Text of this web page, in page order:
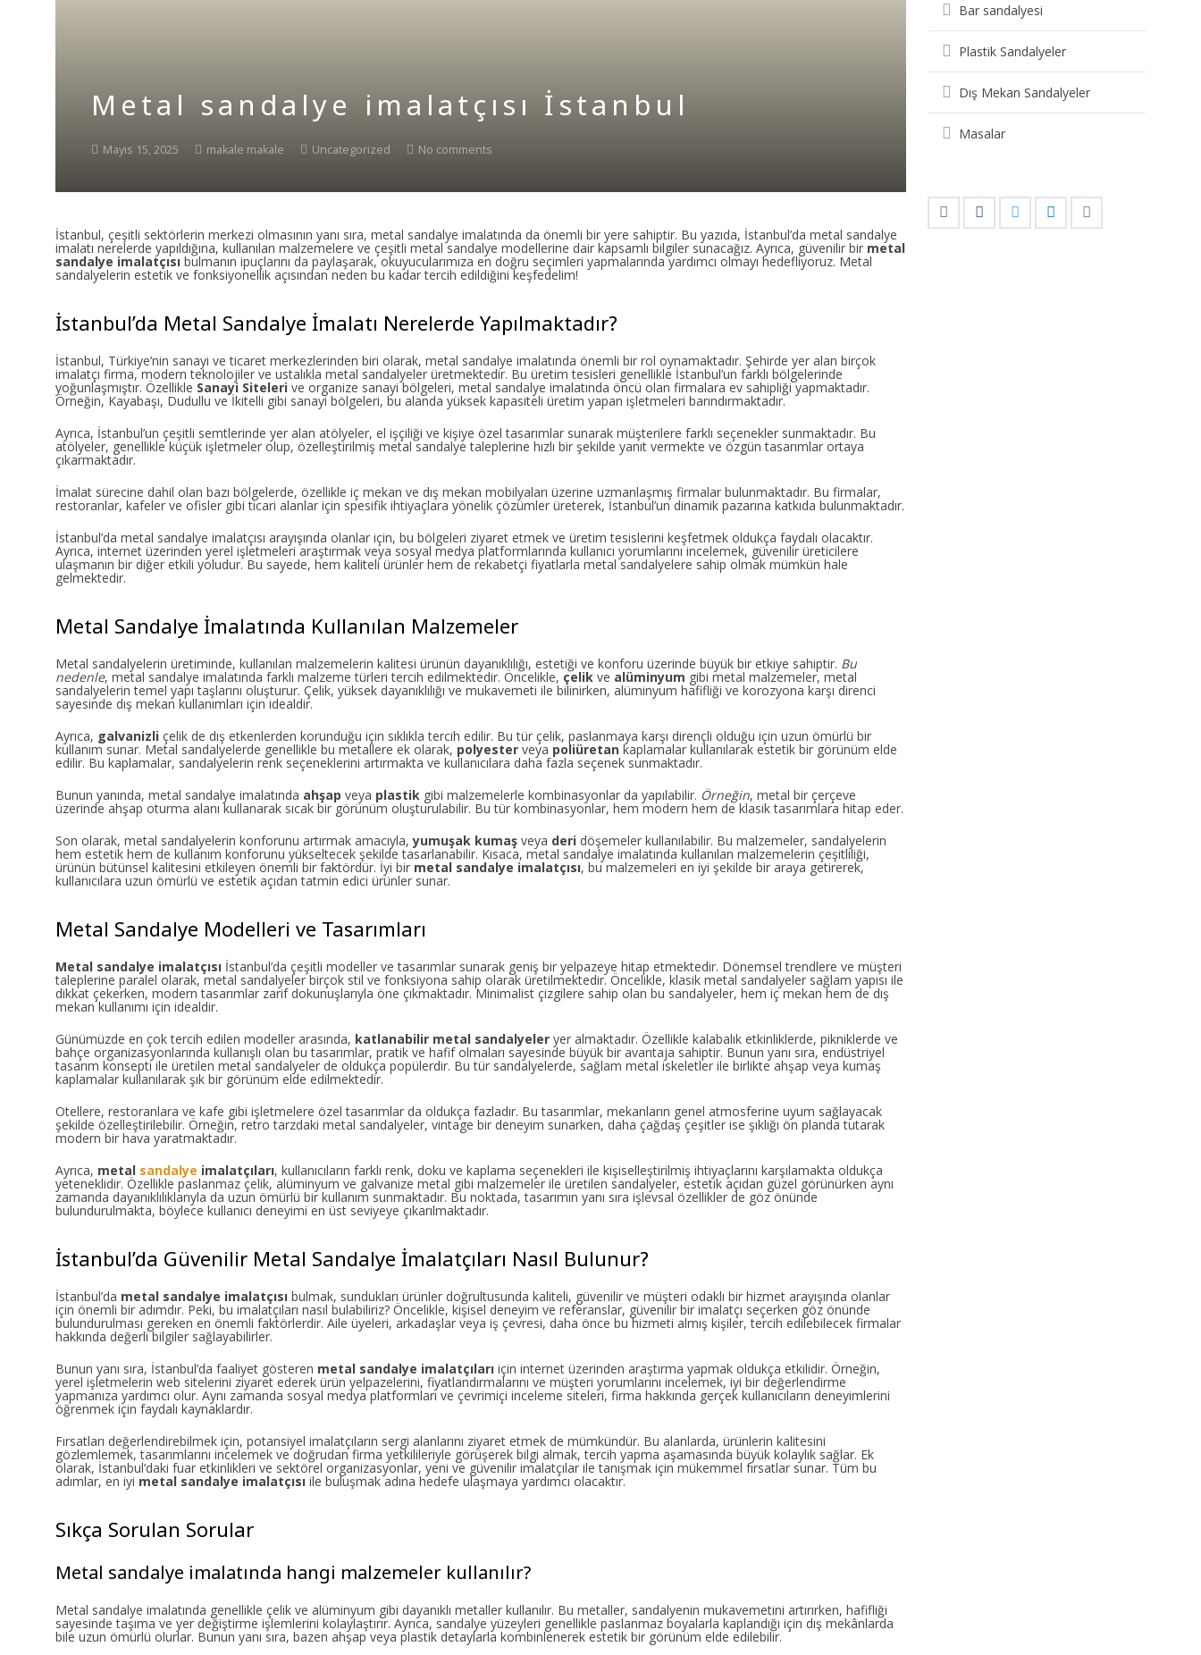
Metal sandalye imalatçısı İstanbul
Mayıs 15, 2025 makale makale Uncategorized No comments
İstanbul, çeşitli sektörlerin merkezi olmasının yanı sıra, metal sandalye imalatında da önemli bir yere sahiptir. Bu yazıda, İstanbul’da metal sandalye
imalatı nerelerde yapıldığına, kullanılan malzemelere ve çeşitli metal sandalye modellerine dair kapsamlı bilgiler sunacağız. Ayrıca, güvenilir bir metal
sandalye imalatçısı bulmanın ipuçlarını da paylaşarak, okuyucularımıza en doğru seçimleri yapmalarında yardımcı olmayı hedefliyoruz. Metal
sandalyelerin estetik ve fonksiyonellik açısından neden bu kadar tercih edildiğini keşfedelim!
İstanbul’da Metal Sandalye İmalatı Nerelerde Yapılmaktadır?
İstanbul, Türkiye’nin sanayi ve ticaret merkezlerinden biri olarak, metal sandalye imalatında önemli bir rol oynamaktadır. Şehirde yer alan birçok
imalatçı firma, modern teknolojiler ve ustalıkla metal sandalyeler üretmektedir. Bu üretim tesisleri genellikle İstanbul’un farklı bölgelerinde
yoğunlaşmıştır. Özellikle Sanayi Siteleri ve organize sanayi bölgeleri, metal sandalye imalatında öncü olan firmalara ev sahipliği yapmaktadır.
Örneğin, Kayabaşı, Dudullu ve İkitelli gibi sanayi bölgeleri, bu alanda yüksek kapasiteli üretim yapan işletmeleri barındırmaktadır.
Ayrıca, İstanbul’un çeşitli semtlerinde yer alan atölyeler, el işçiliği ve kişiye özel tasarımlar sunarak müşterilere farklı seçenekler sunmaktadır. Bu
atölyeler, genellikle küçük işletmeler olup, özelleştirilmiş metal sandalye taleplerine hızlı bir şekilde yanıt vermekte ve özgün tasarımlar ortaya
çıkarmaktadır.
İmalat sürecine dahil olan bazı bölgelerde, özellikle iç mekan ve dış mekan mobilyaları üzerine uzmanlaşmış firmalar bulunmaktadır. Bu firmalar,
restoranlar, kafeler ve ofisler gibi ticari alanlar için spesifik ihtiyaçlara yönelik çözümler üreterek, İstanbul’un dinamik pazarına katkıda bulunmaktadır.
İstanbul’da metal sandalye imalatçısı arayışında olanlar için, bu bölgeleri ziyaret etmek ve üretim tesislerini keşfetmek oldukça faydalı olacaktır.
Ayrıca, internet üzerinden yerel işletmeleri araştırmak veya sosyal medya platformlarında kullanıcı yorumlarını incelemek, güvenilir üreticilere
ulaşmanın bir diğer etkili yoludur. Bu sayede, hem kaliteli ürünler hem de rekabetçi fiyatlarla metal sandalyelere sahip olmak mümkün hale
gelmektedir.
Metal Sandalye İmalatında Kullanılan Malzemeler
Metal sandalyelerin üretiminde, kullanılan malzemelerin kalitesi ürünün dayanıklılığı, estetiği ve konforu üzerinde büyük bir etkiye sahiptir. Bu
nedenle, metal sandalye imalatında farklı malzeme türleri tercih edilmektedir. Öncelikle, çelik ve alüminyum gibi metal malzemeler, metal
sandalyelerin temel yapı taşlarını oluşturur. Çelik, yüksek dayanıklılığı ve mukavemeti ile bilinirken, alüminyum hafifliği ve korozyona karşı direnci
sayesinde dış mekan kullanımları için idealdir.
Ayrıca, galvanizli çelik de dış etkenlerden korunduğu için sıklıkla tercih edilir. Bu tür çelik, paslanmaya karşı dirençli olduğu için uzun ömürlü bir
kullanım sunar. Metal sandalyelerde genellikle bu metallere ek olarak, polyester veya poliüretan kaplamalar kullanılarak estetik bir görünüm elde
edilir. Bu kaplamalar, sandalyelerin renk seçeneklerini artırmakta ve kullanıcılara daha fazla seçenek sunmaktadır.
Bunun yanında, metal sandalye imalatında ahşap veya plastik gibi malzemelerle kombinasyonlar da yapılabilir. Örneğin, metal bir çerçeve
üzerinde ahşap oturma alanı kullanarak sıcak bir görünüm oluşturulabilir. Bu tür kombinasyonlar, hem modern hem de klasik tasarımlara hitap eder.
Son olarak, metal sandalyelerin konforunu artırmak amacıyla,yumuşak kumaş veya deri döşemeler kullanılabilir. Bu malzemeler, sandalyelerin
hem estetik hem de kullanım konforunu yükseltecek şekilde tasarlanabilir. Kısaca, metal sandalye imalatında kullanılan malzemelerin çeşitliliği,
ürünün bütünsel kalitesini etkileyen önemli bir faktördür. İyi bir metal sandalye imalatçısı, bu malzemeleri en iyi şekilde bir araya getirerek,
kullanıcılara uzun ömürlü ve estetik açıdan tatmin edici ürünler sunar.
Metal Sandalye Modelleri ve Tasarımları
Metal sandalye imalatçısı İstanbul’da çeşitli modeller ve tasarımlar sunarak geniş bir yelpazeye hitap etmektedir. Dönemsel trendlere ve müşteri
taleplerine paralel olarak, metal sandalyeler birçok stil ve fonksiyona sahip olarak üretilmektedir. Öncelikle, klasik metal sandalyeler sağlam yapısı ile
dikkat çekerken, modern tasarımlar zarif dokunuşlarıyla öne çıkmaktadır. Minimalist çizgilere sahip olan bu sandalyeler, hem iç mekan hem de dış
mekan kullanımı için idealdir.
Günümüzde en çok tercih edilen modeller arasında, katlanabilir metal sandalyeler yer almaktadır. Özellikle kalabalık etkinliklerde, pikniklerde ve
bahçe organizasyonlarında kullanışlı olan bu tasarımlar, pratik ve hafif olmaları sayesinde büyük bir avantaja sahiptir. Bunun yanı sıra, endüstriyel
tasarım konsepti ile üretilen metal sandalyeler de oldukça popülerdir. Bu tür sandalyelerde, sağlam metal iskeletler ile birlikte ahşap veya kumaş
kaplamalar kullanılarak şık bir görünüm elde edilmektedir.
Otellere, restoranlara ve kafe gibi işletmelere özel tasarımlar da oldukça fazladır. Bu tasarımlar, mekanların genel atmosferine uyum sağlayacak
şekilde özelleştirilebilir. Örneğin, retro tarzdaki metal sandalyeler, vintage bir deneyim sunarken, daha çağdaş çeşitler ise şıklığı ön planda tutarak
modern bir hava yaratmaktadır.
Ayrıca, metal sandalye imalatçıları, kullanıcıların farklı renk, doku ve kaplama seçenekleri ile kişiselleştirilmiş ihtiyaçlarını karşılamakta oldukça
yeteneklidir. Özellikle paslanmaz çelik, alüminyum ve galvanize metal gibi malzemeler ile üretilen sandalyeler, estetik açıdan güzel görünürken aynı
zamanda dayanıklılıklarıyla da uzun ömürlü bir kullanım sunmaktadır. Bu noktada, tasarımın yanı sıra işlevsal özellikler de göz önünde
bulundurulmakta, böylece kullanıcı deneyimi en üst seviyeye çıkarılmaktadır.
İstanbul’da Güvenilir Metal Sandalye İmalatçıları Nasıl Bulunur?
İstanbul’da metal sandalye imalatçısı bulmak, sundukları ürünler doğrultusunda kaliteli, güvenilir ve müşteri odaklı bir hizmet arayışında olanlar
için önemli bir adımdır. Peki, bu imalatçıları nasıl bulabiliriz? Öncelikle, kişisel deneyim ve referanslar, güvenilir bir imalatçı seçerken göz önünde
bulundurulması gereken en önemli faktörlerdir. Aile üyeleri, arkadaşlar veya iş çevresi, daha önce bu hizmeti almış kişiler, tercih edilebilecek firmalar
hakkında değerli bilgiler sağlayabilirler.
Bunun yanı sıra, İstanbul’da faaliyet gösteren metal sandalye imalatçıları için internet üzerinden araştırma yapmak oldukça etkilidir. Örneğin,
yerel işletmelerin web sitelerini ziyaret ederek ürün yelpazelerini, fiyatlandırmalarını ve müşteri yorumlarını incelemek, iyi bir değerlendirme
yapmanıza yardımcı olur. Aynı zamanda sosyal medya platformları ve çevrimiçi inceleme siteleri, firma hakkında gerçek kullanıcıların deneyimlerini
öğrenmek için faydalı kaynaklardır.
Fırsatları değerlendirebilmek için, potansiyel imalatçıların sergi alanlarını ziyaret etmek de mümkündür. Bu alanlarda, ürünlerin kalitesini
gözlemlemek, tasarımlarını incelemek ve doğrudan firma yetkilileriyle görüşerek bilgi almak, tercih yapma aşamasında büyük kolaylık sağlar. Ek
olarak, İstanbul’daki fuar etkinlikleri ve sektörel organizasyonlar, yeni ve güvenilir imalatçılar ile tanışmak için mükemmel fırsatlar sunar. Tüm bu
adımlar, en iyi metal sandalye imalatçısı ile buluşmak adına hedefe ulaşmaya yardımcı olacaktır.
Sıkça Sorulan Sorular
Metal sandalye imalatında hangi malzemeler kullanılır?
Metal sandalye imalatında genellikle çelik ve alüminyum gibi dayanıklı metaller kullanılır. Bu metaller, sandalyenin mukavemetini artırırken, hafifliği
sayesinde taşıma ve yer değiştirme işlemlerini kolaylaştırır. Ayrıca, sandalye yüzeyleri genellikle paslanmaz boyalarla kaplandığı için dış mekânlarda
bile uzun ömürlü olurlar. Bunun yanı sıra, bazen ahşap veya plastik detaylarla kombinlenerek estetik bir görünüm elde edilebilir.
Bar sandalyesi
Plastik Sandalyeler
Dış Mekan Sandalyeler
Masalar